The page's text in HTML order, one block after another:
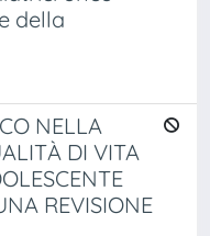
della
NELLA
DI VITA
REVISIONE